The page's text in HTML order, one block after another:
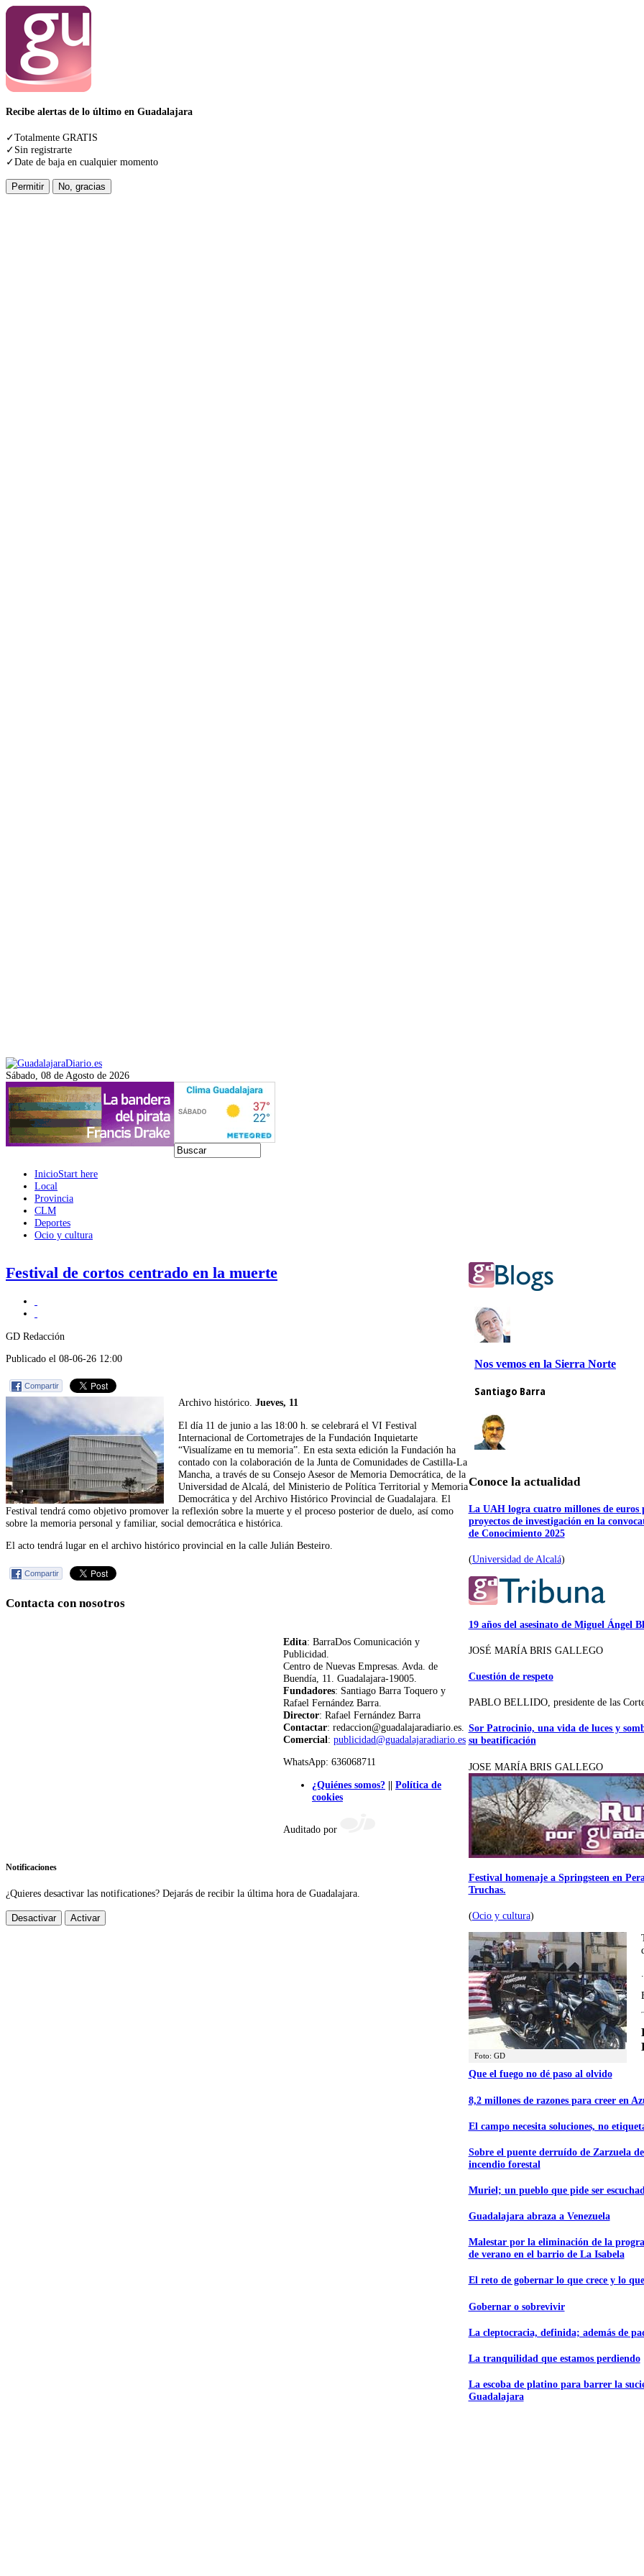
Recibe alertas de lo último en Guadalajara
✓Totalmente GRATIS
✓Sin registrarte
✓Date de baja en cualquier momento
Permitir No, gracias
Sábado, 08 de Agosto de 2026
InicioStart here
Local
Provincia
CLM
Deportes
Ocio y cultura
Festival de cortos centrado en la muerte
GD Redacción
Publicado el 08-06-26 12:00
Compartir
Archivo histórico. Jueves, 11
El día 11 de junio a las 18:00 h. se celebrará el VI Festival
Internacional de Cortometrajes de la Fundación Inquietarte
“Visualízame en tu memoria”. En esta sexta edición la Fundación ha
contado con la colaboración de la Junta de Comunidades de Castilla-La
Mancha, a través de su Consejo Asesor de Memoria Democrática, de la
Universidad de Alcalá, del Ministerio de Política Territorial y Memoria
Democrática y del Archivo Histórico Provincial de Guadalajara. El
Festival tendrá como objetivo promover la reflexión sobre la muerte y el proceso posterior de duelo, así como
sobre la memoria personal y familiar, social democrática e histórica.
El acto tendrá lugar en el archivo histórico provincial en la calle Julián Besteiro.
Compartir
Conoce la actualidad
La UAH logra cuatro millones de euros
proyectos de investigación en la
de Conocimiento 2025
(Universidad de Alcalá)
19 años del asesinato de Miguel Ángel
JOSÉ MARÍA BRIS GALLEGO
Cuestión de respeto
PABLO BELLIDO, presidente de las
Sor Patrocinio, una vida de luces y
su beatificación
JOSE MARÍA BRIS GALLEGO
Festival homenaje a Springsteen en
Truchas.
(Ocio y cultura)
Foto: GD
Que el fuego no dé paso al olvido
8,2 millones de razones para creer en
El campo necesita soluciones, no
Sobre el puente derruído de Zarzuela
incendio forestal
Muriel; un pueblo que pide ser
Guadalajara abraza a Venezuela
Malestar por la eliminación de la
de verano en el barrio de La Isabela
El reto de gobernar lo que crece y lo
Gobernar o sobrevivir
La cleptocracia, definida; además de
La tranquilidad que estamos perdiendo
La escoba de platino para barrer la
Guadalajara
Contacta con nosotros
Edita: BarraDos Comunicación y
Publicidad.
Centro de Nuevas Empresas. Avda. de
Buendía, 11. Guadalajara-19005.
Fundadores: Santiago Barra Toquero y
Rafael Fernández Barra.
Director: Rafael Fernández Barra
Contactar: redaccion@guadalajaradiario.es.
Comercial: publicidad@guadalajaradiario.es
WhatsApp: 636068711
¿Quiénes somos? || Política de
cookies
Auditado por
Notificaciones
¿Quieres desactivar las notificationes? Dejarás de recibir la última hora de Guadalajara.
Desactivar Activar